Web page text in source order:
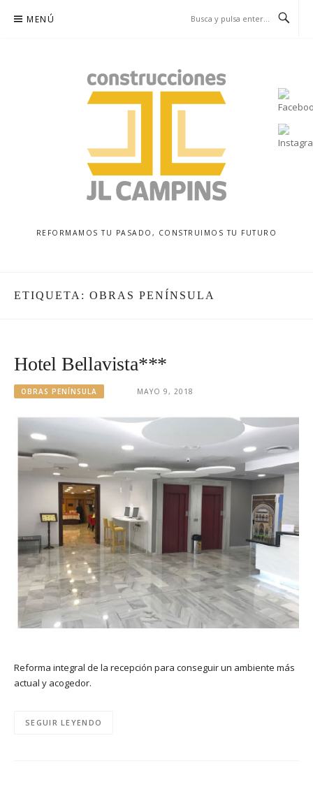
MENÚ
REFORMAMOS TU PASADO, CONSTRUIMOS TU FUTURO
ETIQUETA: OBRAS PENÍNSULA
Hotel Bellavista***
OBRAS PENÍNSULA MAYO 9, 2018
Reforma integral de la recepción para conseguir un ambiente más
actual y acogedor.
SEGUIR LEYENDO